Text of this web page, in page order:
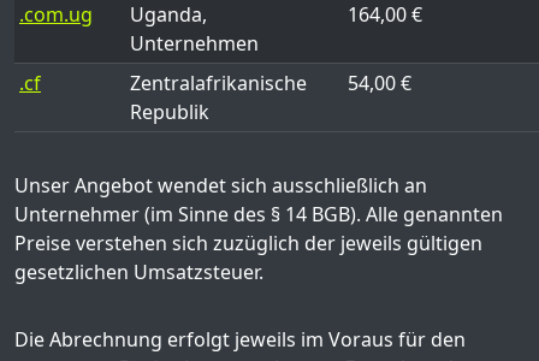
.com.ug
Uganda,
Unternehmen
164,00 €
.cf
Zentralafrikanische
Republik
54,00 €
Unser Angebot wendet sich ausschließlich an
Unternehmer (im Sinne des § 14 BGB). Alle genannten
Preise verstehen sich zuzüglich der jeweils gültigen
gesetzlichen Umsatzsteuer.
Die Abrechnung erfolgt jeweils im Voraus für den